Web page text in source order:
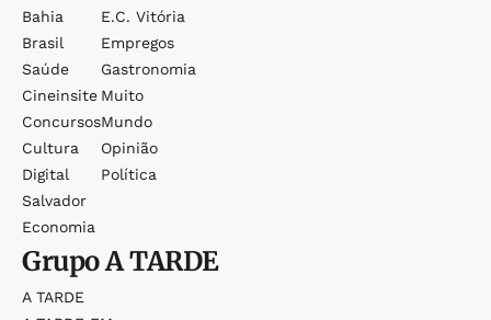
Bahia
Brasil
Saúde
Cineinsite
Concursos
Cultura
Digital
Salvador
Economia
E.c. Vitória
Empregos
Gastronomia
Muito
Mundo
Opinião
Política
GrupoA TARDE
A TARDE